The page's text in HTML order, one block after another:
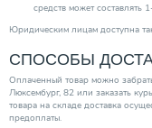
Защита сухого хода
Тип вход. напряжения
Повышение давления
Категория
средств может составлять
Юридическим лицам доступна
СПОСОБЫ
Оплаченный товар можно
Люксембург, 82 или заказать
товара на складе доставка
предоплаты.